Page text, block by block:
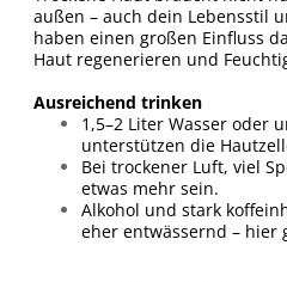
außen – auch dein Lebensstil
haben einen großen Einfluss
Haut regenerieren und
Ausreichend trinken
1,5–2 Liter Wasser oder
unterstützen die
Bei trockener Luft, viel
etwas mehr sein.
Alkohol und stark
eher entwässernd – hier